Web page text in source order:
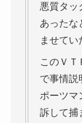
悪質タッ
あったな
ませてい
このＶＴ
で事情説
ポーツマ
訴して捕